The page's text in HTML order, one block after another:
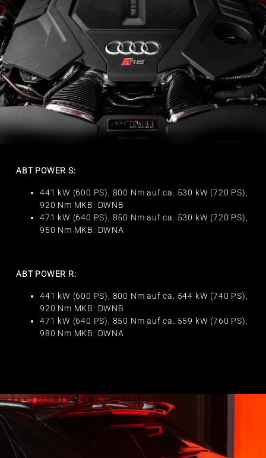
ABT POWER S:
441 kW (600 PS), 800 Nm auf ca. 530 kW (720 PS),
920 Nm MKB: DWNB
471 kW (640 PS), 850 Nm auf ca. 530 kW (720 PS),
950 Nm MKB: DWNA
ABT POWER R:
441 kW (600 PS), 800 Nm auf ca. 544 kW (740 PS),
920 Nm MKB: DWNB
471 kW (640 PS), 850 Nm auf ca. 559 kW (760 PS),
980 Nm MKB: DWNA